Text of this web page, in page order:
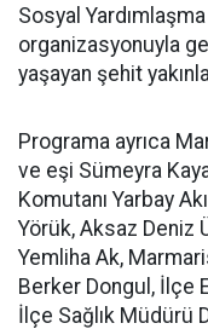
Sosyal
organizasyonuyla
yaşayan şehit
Programa ayrıca
ve eşi Sümeyra
Komutanı Yarbay
Yörük, Aksaz Deniz
Yemliha Ak,
Berker Dongul, İlçe
İlçe Sağlık Müdürü